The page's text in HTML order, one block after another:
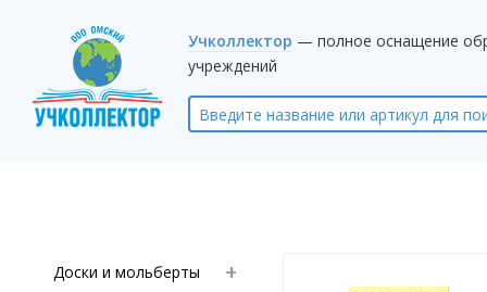
Учколлектор — полное оснащение
учреждений
Доски и мольберты